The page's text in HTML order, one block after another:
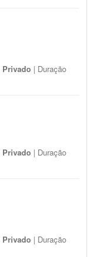
Privado | Duração
Privado | Duração
Privado | Duração